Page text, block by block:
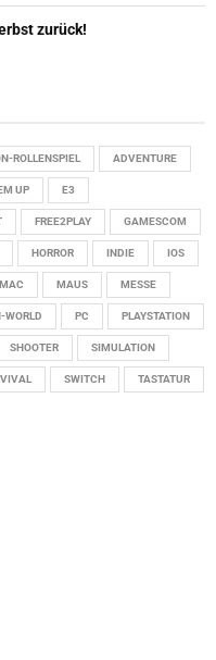
zurück!
ROLLENSPIEL ADVENTURE
UP E3
FREE2PLAY GAMESCOM
HORROR INDIE IOS
MAC MAUS MESSE
WORLD PC PLAYSTATION
SHOOTER SIMULATION
SWITCH TASTATUR